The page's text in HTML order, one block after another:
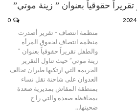
حقوقياً بعنوان ” زينة موتي”
منظمة انتصاف - تقرير أصدرت
منظمة انتصاف لحقوق المرأة
والطفل تقريراً حقوقياً بعنوان "
زينة موتي” حيث تناول التقرير
الجريمة التي ارتكبها طيران تحالف
العدوان على شاحنة تقل نساء
بمنطقة المقاش بمديرية صعدة
بمحافظة صعدة والتي را ح
ضحيتها…